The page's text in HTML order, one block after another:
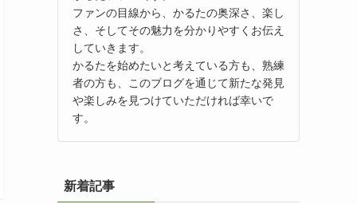
ファンの目線から、かるたの奥深さ、楽し
さ、そしてその魅力を分かりやすくお伝え
していきます。
かるたを始めたいと考えている方も、熟練
者の方も、このブログを通じて新たな発見
や楽しみを見つけていただければ幸いで
す。
新着記事